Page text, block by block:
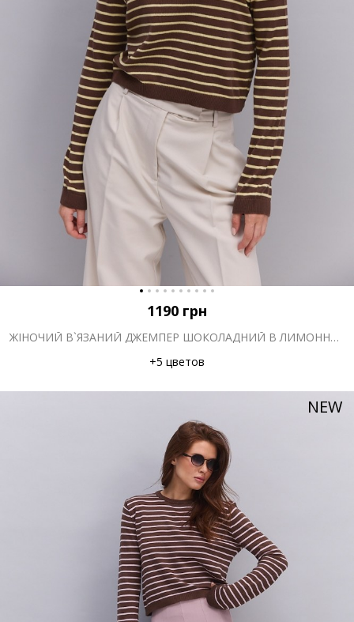
1190 грн
ЖІНОЧИЙ В`ЯЗАНИЙ ДЖЕМПЕР ШОКОЛАДНИЙ В ЛИМОННУ СМУЖКУ
+5 цветов
NEW